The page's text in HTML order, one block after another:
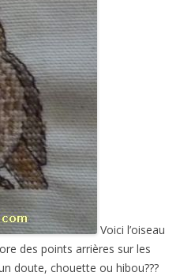
Voici l’oiseau
des points arrières sur les
doute, chouette ou hibou???